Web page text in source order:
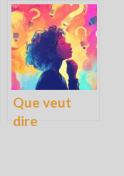
musique
contemporai
ne innovante
Que veut
dire